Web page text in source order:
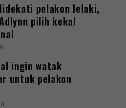
pelakon lelaki,
pilih kekal
ingin watak
untuk pelakon